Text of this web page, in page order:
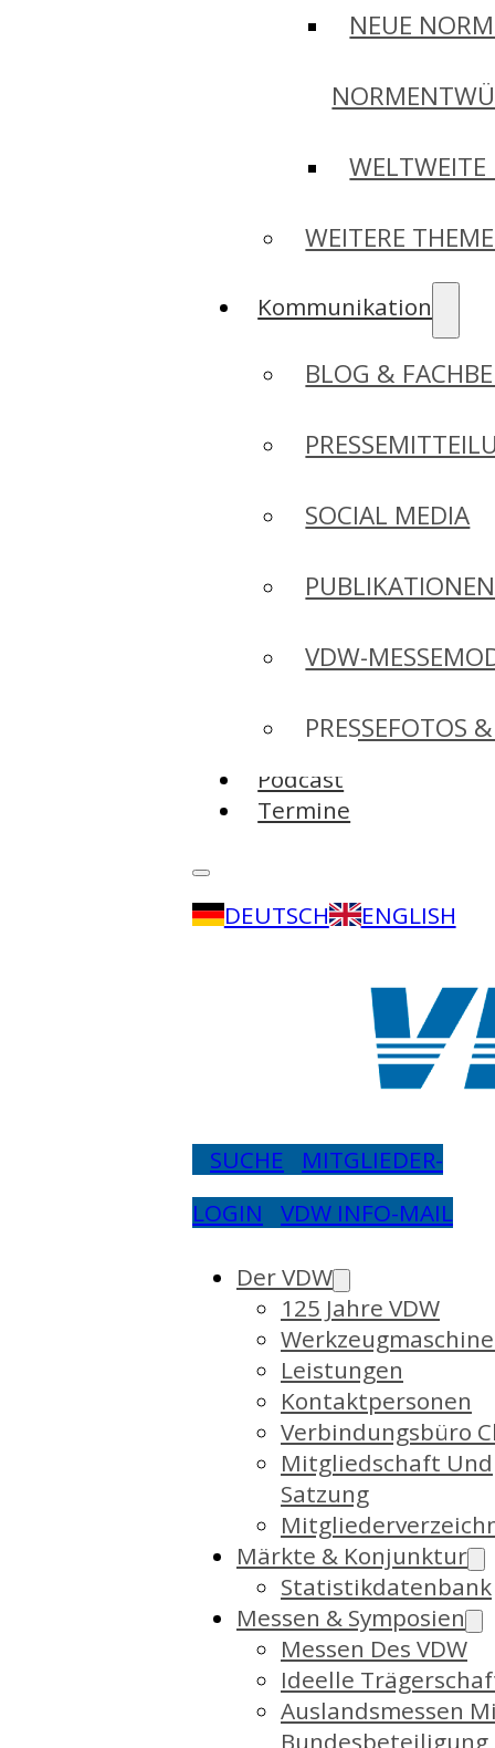
NEUE
WEITERE
Kommunikation
BLOG &
SOCIAL MEDIA
PUBLIKATIONEN
VDW-
PRESSEFOTOS
Podcast
Termine
DEUTSCH ENGLISH
SUCHE
MITGLIEDER-
LOGIN
VDW INFO-MAIL
Der VDW
125 Jahre VDW
Leistungen
Kontaktpersonen
Verbindungsbüro
Mitgliedschaft Und
Satzung
Märkte & Konjunktur
Statistikdatenbank
Messen & Symposien
Messen Des VDW
Ideelle
Auslandsmessen
Bundesbeteiligung